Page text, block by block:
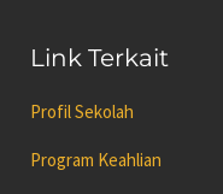
Link Terkait
Profil Sekolah
Program Keahlian